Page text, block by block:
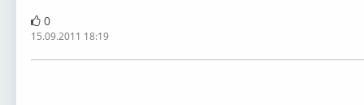
0
15.09.2011 18:19